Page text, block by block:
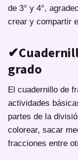
de 3° y 4°,
crear y compartir
grado
El cuadernillo de
actividades
partes de la
colorear, sacar
fracciones entre